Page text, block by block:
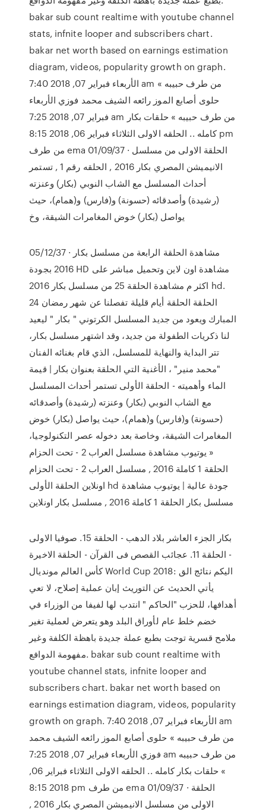
bakar sub count realtime with youtube channel
stats, infnite looper and subscribers chart.
bakar net worth based on earnings estimation
diagram, videos, popularity growth on graph.
الأربعاء فبراير 07, 2018 7:40 am من طرف حبيبه »
حلوى أصابع الموز رائعه الشيف محمد فوزي الأربعاء
فبراير 07, 2018 7:25 am من طرف حبيبه » حلقات بكار
كامله .. الحلقه الاولى الثلاثاء فبراير 06, 2018 8:15 pm
من طرف ema 01/09/37 · الحلقة الاولى من مسلسل
الانيميشن المصري بكار 2016 , الحلقه رقم 1 , تستمر
أحداث المسلسل مع الشاب النوبي (بكار) وعنزته
(رشيدة) وأصدقائه (حسونة) و(فارس) و(همام)، حيث
يواصل (بكار) خوض المغامرات الشيقة، وخ
05/12/37 · مشاهدة الحلقة الرابعة من مسلسل بكار
2016 بجودة HD مشاهدة اون لاين وتحميل مباشر على
اكثر م مشاهدة الحلقة 25 من مسلسل بكار 2016 hd.
24 الحلقة الحلقة أيام قليلة تفصلنا عن شهر رمضان
المبارك ويعود من جديد المسلسل الكرتوني " بكار " ليعيد
لنا ذكريات الطفولة من جديد، وقد اشتهر مسلسل بكار،
تتر البداية والنهاية للمسلسل، الذي قام بغنائه الفنان
"محمد منير" ، الأغنية التي الحلقة بعنوان بكار | قيمة
الماء وأهميته - الحلقة الأولى تستمر أحداث المسلسل
مع الشاب النوبي (بكار) وعنزته (رشيدة) وأصدقائه
(حسونة) و(فارس) و(همام)، حيث يواصل (بكار) خوض
المغامرات الشيقة، وخاصة بعد دخوله عصر التكنولوجيا،
« يوتيوب مشاهدة مسلسل العراب 2 - تحت الحزام
الحلقة 1 كاملة 2016 , مسلسل العراب 2 - تحت الحزام
اونلاين الحلقة الأولى hd جودة عالية | يوتيوب مشاهدة
مسلسل بكار الحلقة 1 كاملة 2016 , مسلسل بكار اونلاين
بكار الجزء العاشر بلاد الدهب - الحلقة 15. صوفيا الاولى
- الحلقة 11. عجائب القصص فى القرآن - الحلقة الاخيرة
كأس العالم مونديال World Cup 2018: اليكم نتائج الق
يأتي الحديث عن التوريث إبان عملية إصلاح، لا تعي
أهدافها، للحزب "الحاكم " انتدب لها لفيفا من الوزراء في
خضم خلط عام لأوراق البلد وهو يتعرض لعملية تغير
ملامح قسرية توجت بطبع عملة جديدة باهظة الكلفة وغير
مفهومة الدوافع. bakar sub count realtime with
youtube channel stats, infnite looper and
subscribers chart. bakar net worth based on
earnings estimation diagram, videos, popularity
growth on graph. الأربعاء فبراير 07, 2018 7:40 am
من طرف حبيبه » حلوى أصابع الموز رائعه الشيف محمد
فوزي الأربعاء فبراير 07, 2018 7:25 am من طرف حبيبه
» حلقات بكار كامله .. الحلقه الاولى الثلاثاء فبراير 06,
2018 8:15 pm من طرف ema 01/09/37 · الحلقة
الاولى من مسلسل الانيميشن المصري بكار 2016 ,